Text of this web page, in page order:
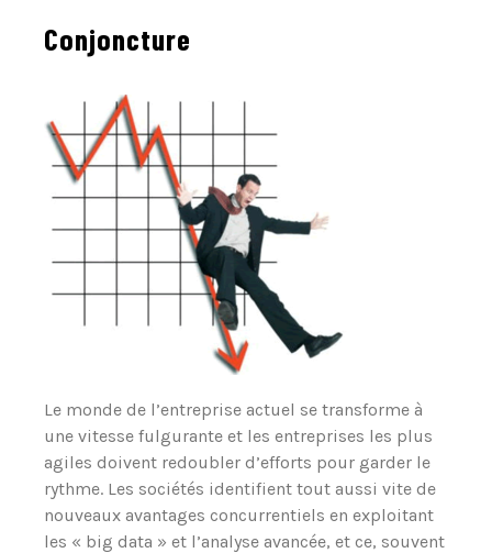
Conjoncture
Le monde de l’entreprise actuel se transforme à
une vitesse fulgurante et les entreprises les plus
agiles doivent redoubler d’efforts pour garder le
rythme. Les sociétés identifient tout aussi vite de
nouveaux avantages concurrentiels en exploitant
les « big data » et l’analyse avancée, et ce, souvent